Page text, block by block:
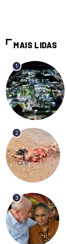
MAIS LIDAS
1
2
3